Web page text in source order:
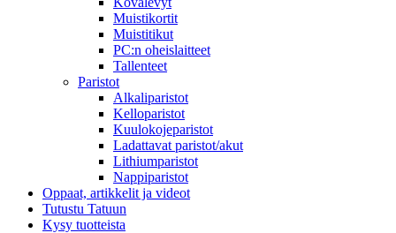
Muistikortit
Muistitikut
PC:n oheislaitteet
Tallenteet
Paristot
Alkaliparistot
Kelloparistot
Kuulokojeparistot
Ladattavat paristot/akut
Lithiumparistot
Nappiparistot
Oppaat, artikkelit ja videot
Tutustu Tatuun
Kysy tuotteista